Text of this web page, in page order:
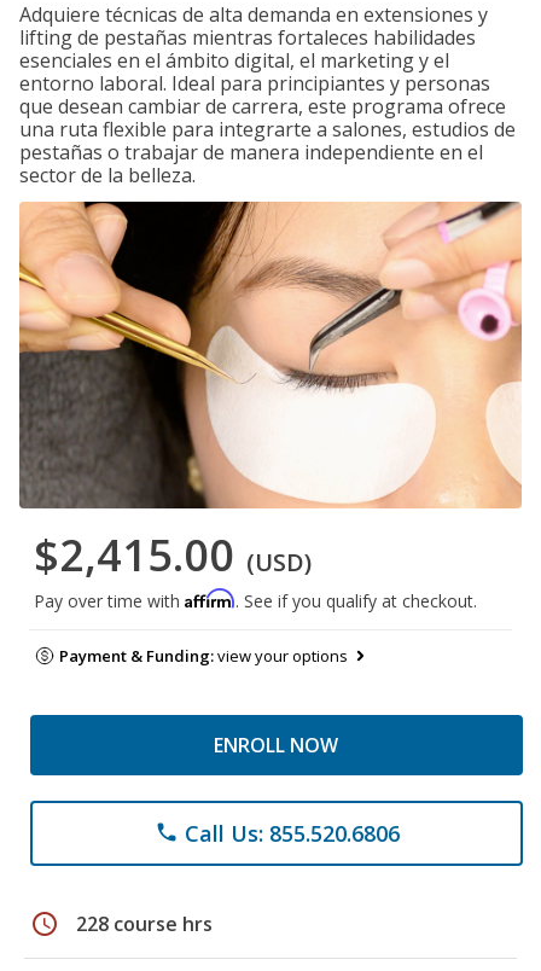
Adquiere técnicas de alta demanda en extensiones y
lifting de pestañas mientras fortaleces habilidades
esenciales en el ámbito digital, el marketing y el
entorno laboral. Ideal para principiantes y personas
que desean cambiar de carrera, este programa ofrece
una ruta flexible para integrarte a salones, estudios de
pestañas o trabajar de manera independiente en el
sector de la belleza.
$2,415.00 (USD)
Pay over time with Affirm. See if you qualify at checkout.
Payment & Funding:view your options
ENROLL NOW
phone Call Us: 855.520.6806
schedule 228 course hrs